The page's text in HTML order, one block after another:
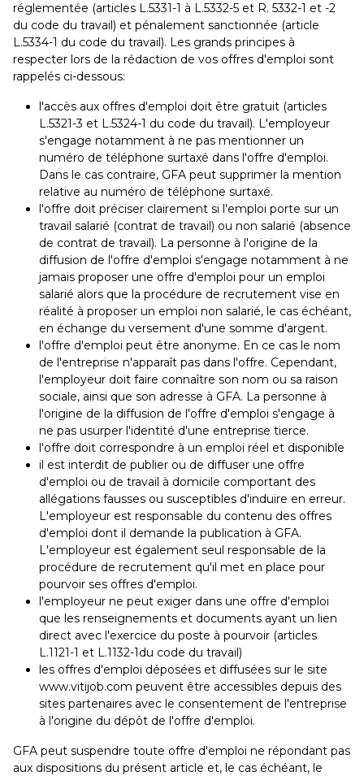
réglementée (articles L.5331-1 à L.5332-5 et R. 5332-1 et -2
du code du travail) et pénalement sanctionnée (article
L.5334-1 du code du travail). Les grands principes à
respecter lors de la rédaction de vos offres d'emploi sont
rappelés ci-dessous:
l'accès aux offres d'emploi doit être gratuit (articles
L.5321-3 et L.5324-1 du code du travail). L'employeur
s'engage notamment à ne pas mentionner un
numéro de téléphone surtaxé dans l'offre d'emploi.
Dans le cas contraire, GFA peut supprimer la mention
relative au numéro de téléphone surtaxé.
l'offre doit préciser clairement si l'emploi porte sur un
travail salarié (contrat de travail) ou non salarié (absence
de contrat de travail). La personne à l'origine de la
diffusion de l'offre d'emploi s'engage notamment à ne
jamais proposer une offre d'emploi pour un emploi
salarié alors que la procédure de recrutement vise en
réalité à proposer un emploi non salarié, le cas échéant,
en échange du versement d'une somme d'argent.
l'offre d'emploi peut être anonyme. En ce cas le nom
de l'entreprise n'apparaît pas dans l'offre. Cependant,
l'employeur doit faire connaître son nom ou sa raison
sociale, ainsi que son adresse à GFA. La personne à
l'origine de la diffusion de l'offre d'emploi s'engage à
ne pas usurper l'identité d'une entreprise tierce.
l'offre doit correspondre à un emploi réel et disponible
il est interdit de publier ou de diffuser une offre
d'emploi ou de travail à domicile comportant des
allégations fausses ou susceptibles d'induire en erreur.
L'employeur est responsable du contenu des offres
d'emploi dont il demande la publication à GFA.
L'employeur est également seul responsable de la
procédure de recrutement qu'il met en place pour
pourvoir ses offres d'emploi.
l'employeur ne peut exiger dans une offre d'emploi
que les renseignements et documents ayant un lien
direct avec l'exercice du poste à pourvoir (articles
L.1121-1 et L.1132-1du code du travail)
les offres d'emploi déposées et diffusées sur le site
www.vitijob.com peuvent être accessibles depuis des
sites partenaires avec le consentement de l'entreprise
à l'origine du dépôt de l'offre d'emploi.
GFA peut suspendre toute offre d'emploi ne répondant pas
aux dispositions du présent article et, le cas échéant, le